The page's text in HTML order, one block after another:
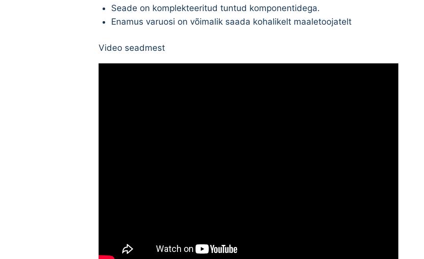
Seade on komplekteeritud tuntud komponentidega.
Enamus varuosi on võimalik saada kohalikelt maaletoojatelt
Video seadmest